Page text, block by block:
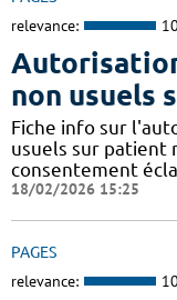
relevance:
non usuels
Fiche info sur
usuels sur patient
consentement
18/02/2026 15:25
PAGES
relevance: